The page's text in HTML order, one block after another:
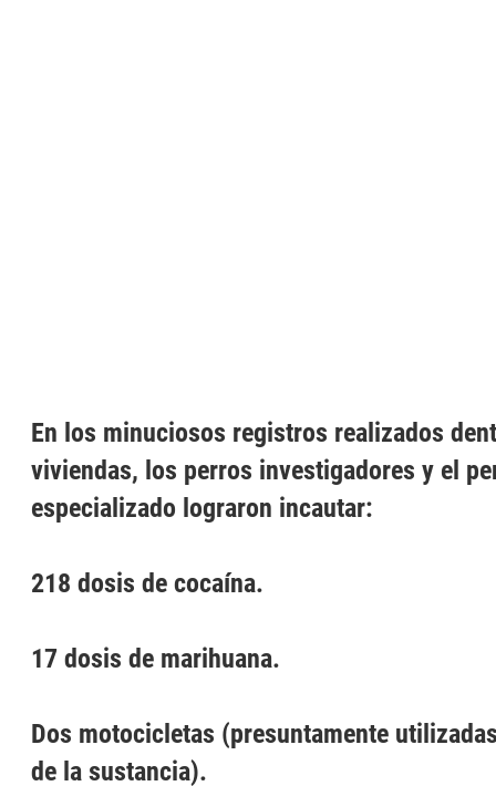
En los minuciosos registros realizados
viviendas, los perros investigadores y el
especializado lograron incautar:
218 dosis de cocaína.
17 dosis de marihuana.
Dos motocicletas (presuntamente
de la sustancia).